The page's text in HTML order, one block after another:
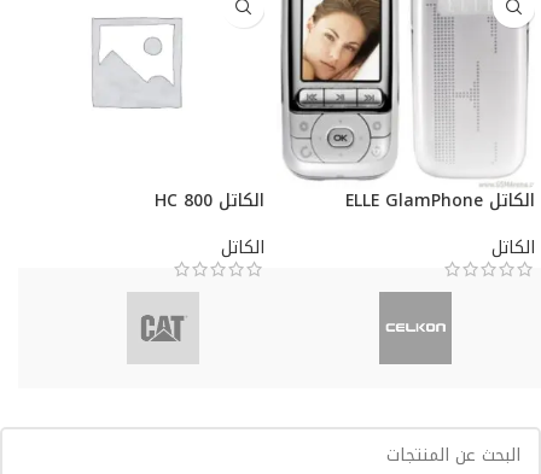
الكاتل ELLE GlamPhone
الكاتل
الكاتل HC 800
الكاتل